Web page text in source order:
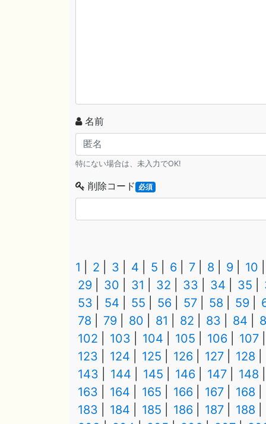
名前
特にない場合は、未入力でOK!
削除コード 必須
1 2 3 4 5 6 7 8 9
10
29
30 31 32 33 34 35
53
54 55 56 57 58 59
78
79 80 81 82 83 84
102
103 104 105 106
107
123
124 125 126 127
128
143
144 145 146 147
148
163
164 165 166 167
168
183
184 185 186 187
188